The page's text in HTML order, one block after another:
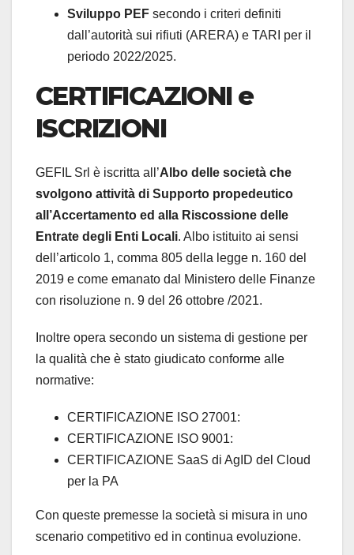
Sviluppo PEF secondo i criteri definiti
dall’autorità sui rifiuti (ARERA) e TARI per il
periodo 2022/2025.
CERTIFICAZIONI e
ISCRIZIONI
GEFIL Srl è iscritta all’Albo delle società che
svolgono attività di Supporto propedeutico
all’Accertamento ed alla Riscossione delle
Entrate degli Enti Locali. Albo istituito ai sensi
dell’articolo 1, comma 805 della legge n. 160 del
2019 e come emanato dal Ministero delle Finanze
con risoluzione n. 9 del 26 ottobre /2021.
Inoltre opera secondo un sistema di gestione per
la qualità che è stato giudicato conforme alle
normative:
CERTIFICAZIONE ISO 27001:
CERTIFICAZIONE ISO 9001:
CERTIFICAZIONE SaaS di AgID del Cloud
per la PA
Con queste premesse la società si misura in uno
scenario competitivo ed in continua evoluzione.